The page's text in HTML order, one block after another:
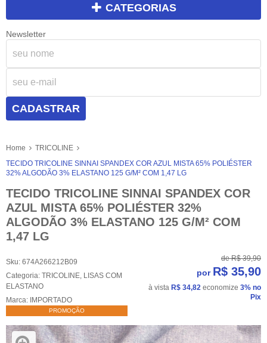
CATEGORIAS
Newsletter
CADASTRAR
Home
TRICOLINE
TECIDO TRICOLINE SINNAI SPANDEX COR AZUL MISTA 65% POLIÉSTER
32% ALGODÃO 3% ELASTANO 125 G/M² COM 1,47 LG
TECIDO TRICOLINE SINNAI SPANDEX COR
AZUL MISTA 65% POLIÉSTER 32%
ALGODÃO 3% ELASTANO 125 G/M² COM
1,47 LG
Sku: 674A266212B09
Categoria: TRICOLINE, LISAS COM
ELASTANO
Marca: IMPORTADO
PROMOÇÃO
de R$ 39,90
por R$ 35,90
à vista R$ 34,82 economize 3% no
Pix